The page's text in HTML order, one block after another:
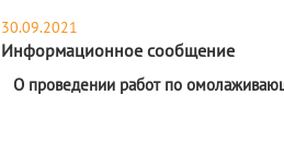
30.09.2021
Информационное сообщение
О проведении работ по